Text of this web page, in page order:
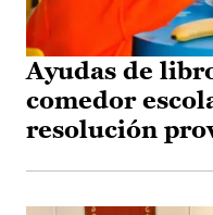
Ayudas de
comedor
resolución